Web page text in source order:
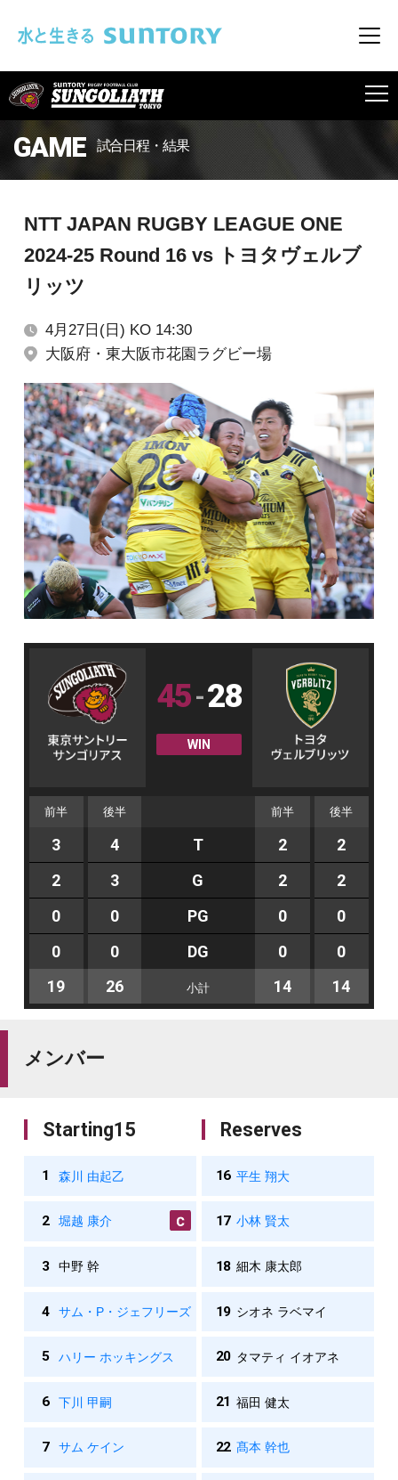
メ
GAME 試合日程・結果
NTT JAPAN RUGBY LEAGUE ONE
2024-25 Round 16 vs トヨタヴェルブ
リッツ
4月27日(日) KO 14:30
大阪府・東大阪市花園ラグビー場
45-28
WIN
前半 後半 前半 後半
3 4 T 2
2
2
3 G 2
2
0
0 PG 0
0
0
0 DG 0
0
19
26 小計 14 14
メンバー
Starting15
1 森川 由起乙
2 堀越 康介
3 中野 幹
4 サム・P・ジェフリーズ
5 ハリー ホッキングス
6 下川 甲嗣
7 サム ケイン
Reserves
16 平生 翔大
17 小林 賢太
18 細木 康太郎
19 シオネ ラベマイ
20 タマティ イオアネ
21 福田 健太
22 髙本 幹也